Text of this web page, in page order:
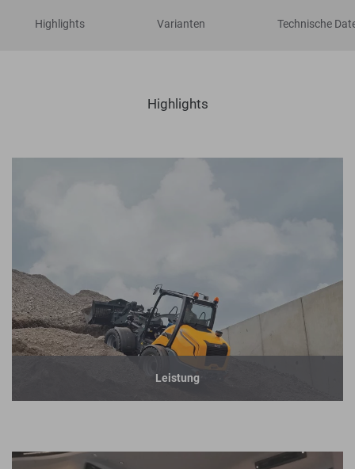
Highlights Varianten Technische
Highlights
Leistung